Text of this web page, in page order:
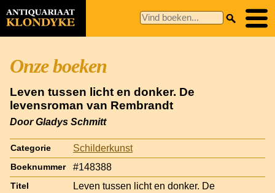
Onze boeken
Leven tussen licht en donker. De
levensroman van Rembrandt
Door Gladys Schmitt
Categorie Schilderkunst
Boeknummer #148388
Titel
Leven tussen licht en donker. De